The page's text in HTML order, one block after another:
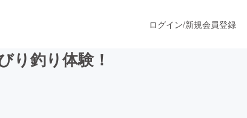
ログイン/新規会員登録
り釣り体験！